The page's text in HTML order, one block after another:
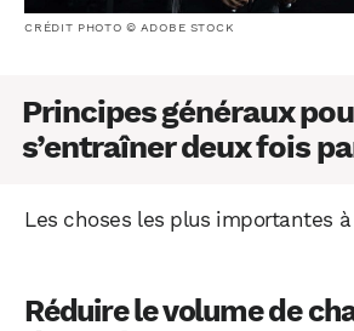
CRÉDIT PHOTO © ADOBE STOCK
Principes généraux
s’entraîner deux fois
Les choses les plus importantes
Réduire le volume de